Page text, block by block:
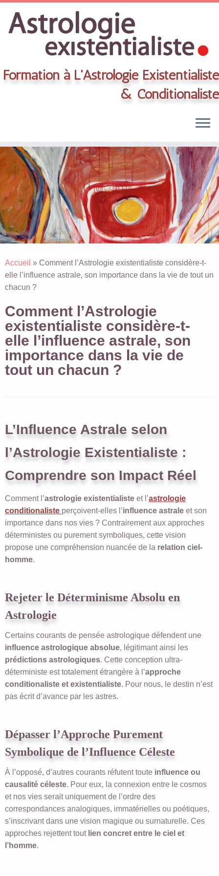
Skip
content
Formation à L'Astrologie Existentialiste
& Conditionaliste
Accueil » Comment l’Astrologie existentialiste considère-t-
elle l’influence astrale, son importance dans la vie de tout un
chacun ?
Comment l’Astrologie
existentialiste considère-t-
elle l’influence astrale, son
importance dans la vie de
tout un chacun ?
L’Influence Astrale selon
l’Astrologie Existentialiste :
Comprendre son Impact Réel
Comment l’astrologie existentialiste et l’astrologie
conditionaliste perçoivent-elles l’influence astrale et son
importance dans nos vies ? Contrairement aux approches
déterministes ou purement symboliques, cette vision
propose une compréhension nuancée de la relation ciel-
homme.
Rejeter le Déterminisme Absolu en
Astrologie
Certains courants de pensée astrologique défendent une
influence astrologique absolue, légitimant ainsi les
prédictions astrologiques. Cette conception ultra-
déterministe est totalement étrangère à l’approche
conditionaliste et existentialiste. Pour nous, le destin n’est
pas écrit d’avance par les astres.
Dépasser l’Approche Purement
Symbolique de l’Influence Céleste
À l’opposé, d’autres courants réfutent toute influence ou
causalité céleste. Pour eux, la connexion entre le cosmos
et nos vies serait uniquement de l’ordre des
correspondances analogiques, immatérielles ou poétiques,
s’inscrivant dans une vision magique ou surnaturelle. Ces
approches rejettent tout lien concret entre le ciel et
l’homme.